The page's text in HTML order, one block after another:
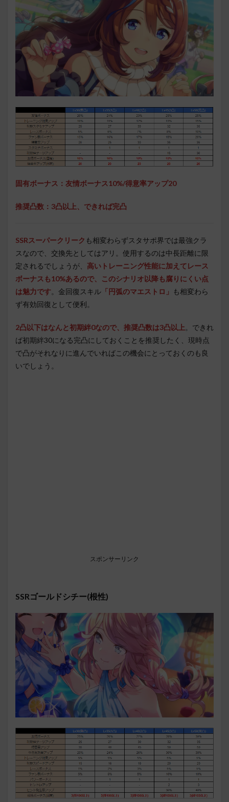
固有ボーナス： 友情ボーナス10%/得意率アップ20
推奨凸数：3凸以上、できれば完凸
SSRスーパークリーク も相変わらずスタサポ界では最強クラ
スなので、交換先としてはアリ。使用するのは中長距離に限
定されるでしょうが、 高いトレーニング性能に加えてレース
ボーナスも10%あるので、このシナリオ以降も腐りにくい点
は魅力です。金回復スキル 「円弧のマエストロ」
も相変わら
ず有効回復として便利。
2凸以下はなんと初期絆0なので、推奨凸数は3凸以上。できれ
ば初期絆30になる完凸にしておくことを推奨したく、現時点
で凸がそれなりに進んでいればこの機会にとっておくのも良
いでしょう。
スポンサーリンク
SSRゴールドシチー(根性)